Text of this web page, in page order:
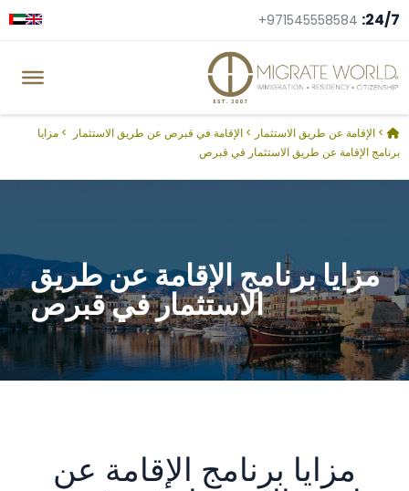
24/7:
+971545558584
> الإقامة عن طريق الاستثمار > الإقامة في قبرص عن طريق الاستثمار > مزايا
برنامج الإقامة عن طريق الاستثمار في قبرص
مزايا برنامج الإقامة عن طريق
الاستثمار في قبرص
مزايا برنامج الإقامة عن